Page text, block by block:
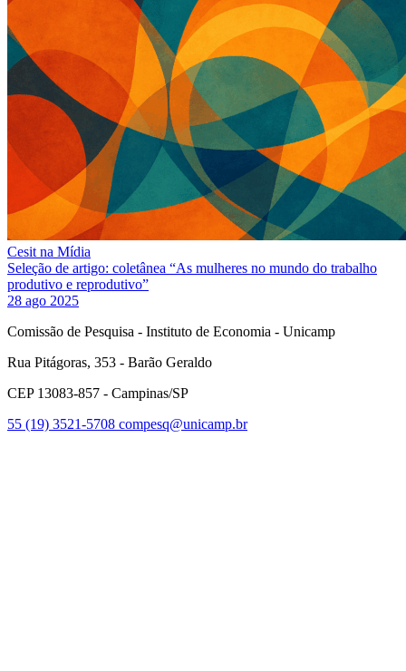
Cesit na Mídia
Seleção de artigo: coletânea “As mulheres no mundo do trabalho
produtivo e reprodutivo”
28 ago 2025
Comissão de Pesquisa - Instituto de Economia - Unicamp
Rua Pitágoras, 353 - Barão Geraldo
CEP 13083-857 - Campinas/SP
55 (19) 3521-5708 compesq@unicamp.br